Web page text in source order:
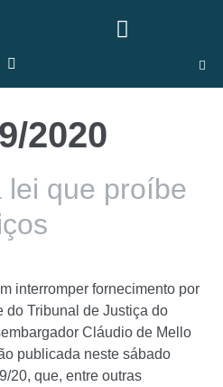
2020
lei que proíbe
interromper fornecimento por
do Tribunal de Justiça do
Cláudio de Mello
publicada neste sábado
20, que, entre outras